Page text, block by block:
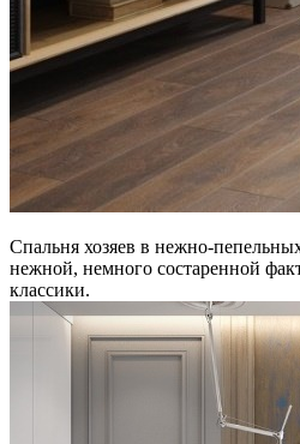
Спальня хозяев в нежно-
нежной, немного состаренной
классики.